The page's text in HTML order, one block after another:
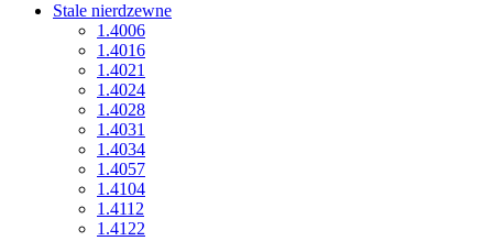
Stale nierdzewne
1.4006
1.4016
1.4021
1.4024
1.4028
1.4031
1.4034
1.4057
1.4104
1.4112
1.4122